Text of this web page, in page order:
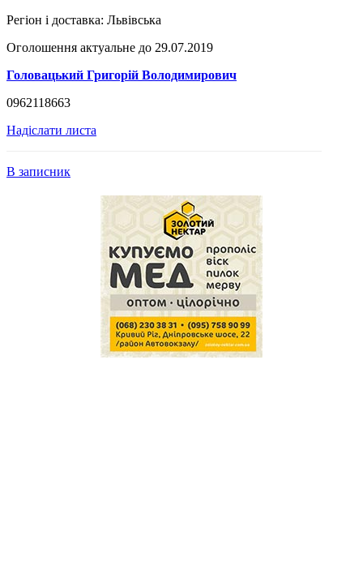
Регіон і доставка: Львівська
Оголошення актуальне до 29.07.2019
Головацький Григорій Володимирович
0962118663
Надіслати листа
В записник